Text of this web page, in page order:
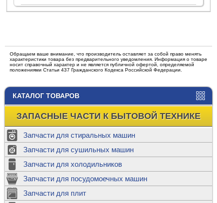
КАТАЛОГ ТОВАРОВ
ЗАПАСНЫЕ ЧАСТИ К БЫТОВОЙ ТЕХНИКЕ
Запчасти для стиральных машин
Запчасти для сушильных машин
Запчасти для холодильников
Запчасти для посудомоечных машин
Запчасти для плит
Обращаем ваше внимание, что производитель оставляет за собой право менять
характеристики товара без предварительного уведомления. Информация о товаре
носит справочный характер и не является публичной офертой, определяемой
положениями Статьи 437 Гражданского Кодекса Российской Федерации.